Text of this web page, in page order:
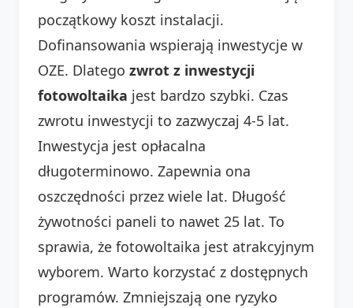
początkowy koszt instalacji.
Dofinansowania wspierają inwestycje w
OZE. Dlatego zwrot z inwestycji
fotowoltaika jest bardzo szybki. Czas
zwrotu inwestycji to zazwyczaj 4-5 lat.
Inwestycja jest opłacalna
długoterminowo. Zapewnia ona
oszczędności przez wiele lat. Długość
żywotności paneli to nawet 25 lat. To
sprawia, że fotowoltaika jest atrakcyjnym
wyborem. Warto korzystać z dostępnych
programów. Zmniejszają one ryzyko